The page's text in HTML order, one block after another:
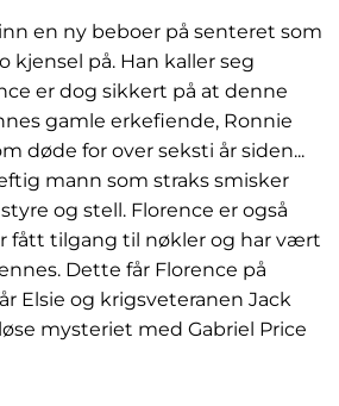
en ny beboer på senteret som
kjensel på. Han kaller seg
er dog sikkert på at denne
gamle erkefiende, Ronnie
døde for over seksti år siden...
mann som straks smisker
og stell. Florence er også
fått tilgang til nøkler og har vært
Dette får Florence på
Elsie og krigsveteranen Jack
mysteriet med Gabriel Price